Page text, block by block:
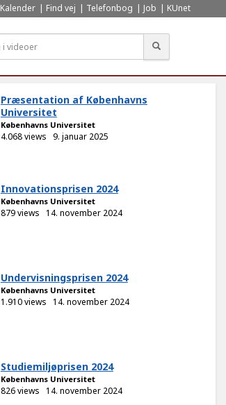
Kalender Find vej Telefonbog Job KUnet
Præsentation af Københavns
Universitet
Københavns Universitet
4.068 views 9. januar 2025
Innovationsprisen 2024
Københavns Universitet
879 views 14. november 2024
Undervisningsprisen 2024
Københavns Universitet
1.910 views 14. november 2024
Studiemiljøprisen 2024
Københavns Universitet
826 views 14. november 2024